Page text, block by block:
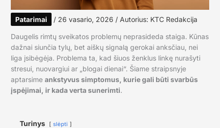
Patarimai / 26 vasario, 2026 / Autorius: KTC Redakcija
Daugelis rimtų sveikatos problemų neprasideda staiga. Kūnas
dažnai siunčia tylų, bet aiškų signalą gerokai anksčiau, nei
liga įsibėgėja. Problema ta, kad šiuos ženklus linkę nurašyti
stresui, nuovargiui ar „blogai dienai“. Šiame straipsnyje
aptarsime ankstyvus simptomus, kurie gali būti svarbūs
įspėjimai, ir kada verta sunerimti.
Turinys slėpti